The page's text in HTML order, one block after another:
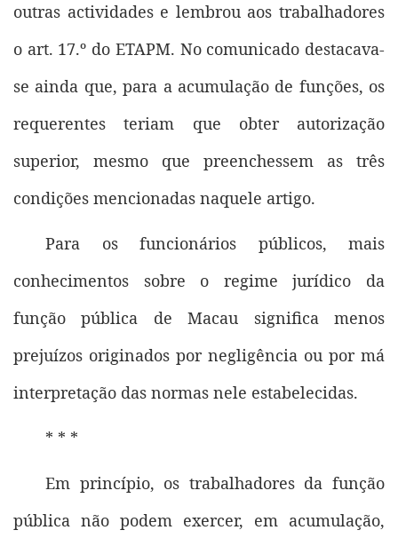
outras actividades e lembrou aos trabalhadores
o art. 17.º do ETAPM. No comunicado destacava-
se ainda que, para a acumulação de funções, os
requerentes teriam que obter autorização
superior, mesmo que preenchessem as três
condições mencionadas naquele artigo.
Para os funcionários públicos, mais
conhecimentos sobre o regime jurídico da
função pública de Macau significa menos
prejuízos originados por negligência ou por má
interpretação das normas nele estabelecidas.
* * *
Em princípio, os trabalhadores da função
pública não podem exercer, em acumulação,